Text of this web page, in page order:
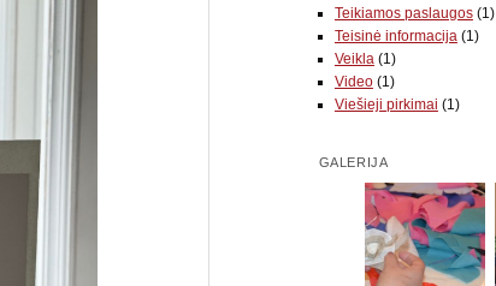
Teikiamos paslaugos(1)
Teisinė informacija (1)
Veikla (1)
Video(1)
Viešieji pirkimai (1)
GALERIJA